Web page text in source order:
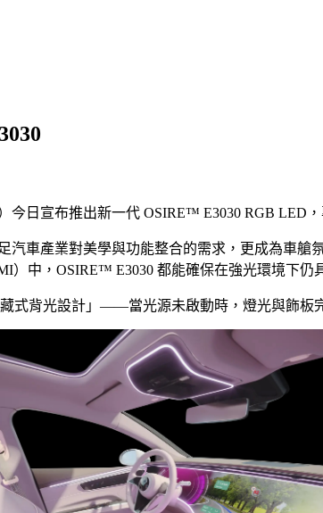
日宣布推出新一代 OSIRE™ E3030 RGB LED
車產業對美學與功能整合的需求，更成為車艙
中，OSIRE™ E3030 都能確保在強光環境下仍
式背光設計」——當光源未啟動時，燈光與飾板